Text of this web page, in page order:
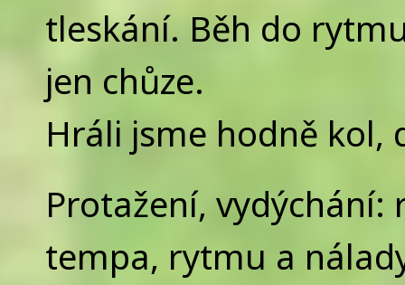
tleskání. Běh do
jen chůze.
Hráli jsme hodně kol,
Protažení,
tempa, rytmu a